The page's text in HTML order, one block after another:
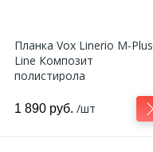
Планка Vox Linerio M-Plus
Line Композит
полистирола
1 890 руб. /шт